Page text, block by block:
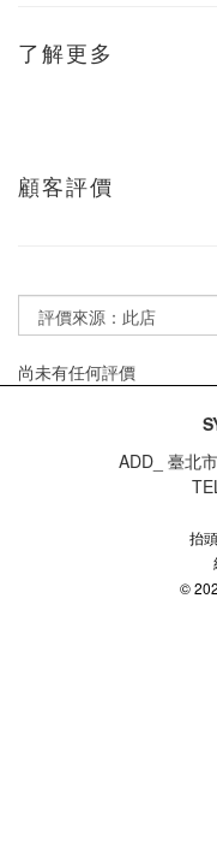
了解更多
顧客評價
尚未有任何評價
ADD_ 臺北
抬
©